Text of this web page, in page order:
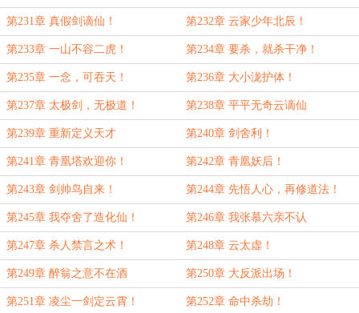
第231章 真假剑谪仙！ 第232章 云家少年北辰！
第233章 一山不容二虎！ 第234章 要杀，就杀干净！
第235章 一念，可吞天！ 第236章 大小泷护体！
第237章 太极剑，无极道！ 第238章 平平无奇云谪仙
第239章 重新定义天才 第240章 剑舍利！
第241章 青凰塔欢迎你！ 第242章 青凰妖后！
第243章 剑帅鸟自来！ 第244章 先悟人心，再修道法！
第245章 我夺舍了造化仙！ 第246章 我张慕六亲不认
第247章 杀人禁言之术！ 第248章 云太虚！
第249章 醉翁之意不在酒 第250章 大反派出场！
第251章 凌尘一剑定云霄！ 第252章 命中杀劫！